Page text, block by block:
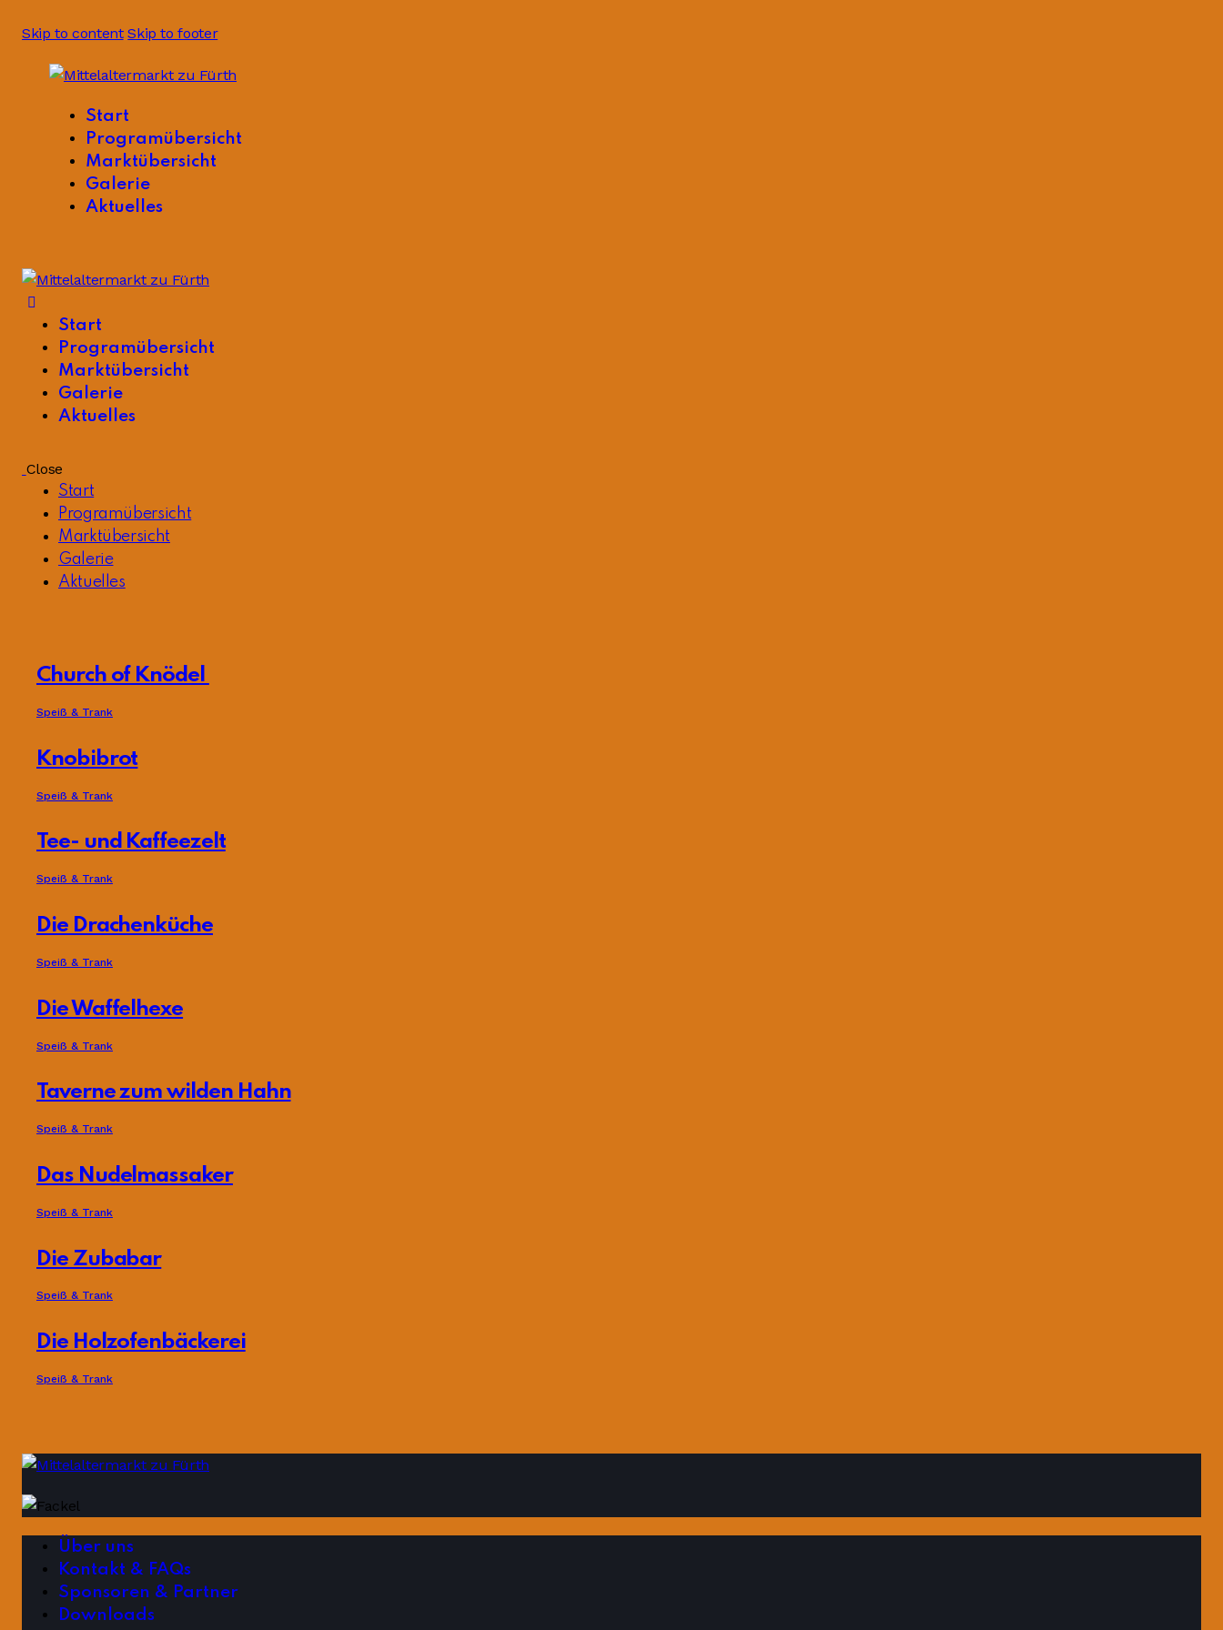
Skip to content Skip to footer
Start
Programübersicht
Marktübersicht
Galerie
Aktuelles
Start
Programübersicht
Marktübersicht
Galerie
Aktuelles
Close
Start
Programübersicht
Marktübersicht
Galerie
Aktuelles
Church of Knödel
Speiß & Trank
Knobibrot
Speiß & Trank
Tee- und Kaffeezelt
Speiß & Trank
Die Drachenküche
Speiß & Trank
Die Waffelhexe
Speiß & Trank
Taverne zum wilden Hahn
Speiß & Trank
Das Nudelmassaker
Speiß & Trank
Die Zubabar
Speiß & Trank
Die Holzofenbäckerei
Speiß & Trank
Über uns
Kontakt & FAQs
Sponsoren & Partner
Downloads